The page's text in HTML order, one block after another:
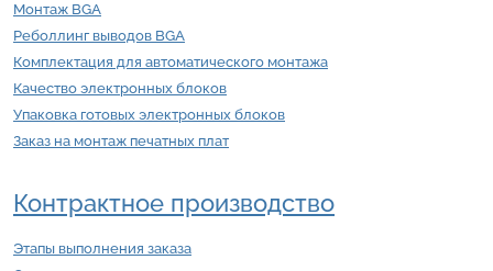
Монтаж BGA
Реболлинг выводов BGA
Комплектация для автоматического монтажа
Качество электронных блоков
Упаковка готовых электронных блоков
Заказ на монтаж печатных плат
Контрактное производство
Этапы выполнения заказа